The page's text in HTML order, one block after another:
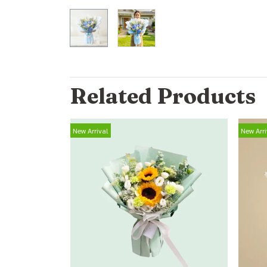
Related Products
New Arrival New